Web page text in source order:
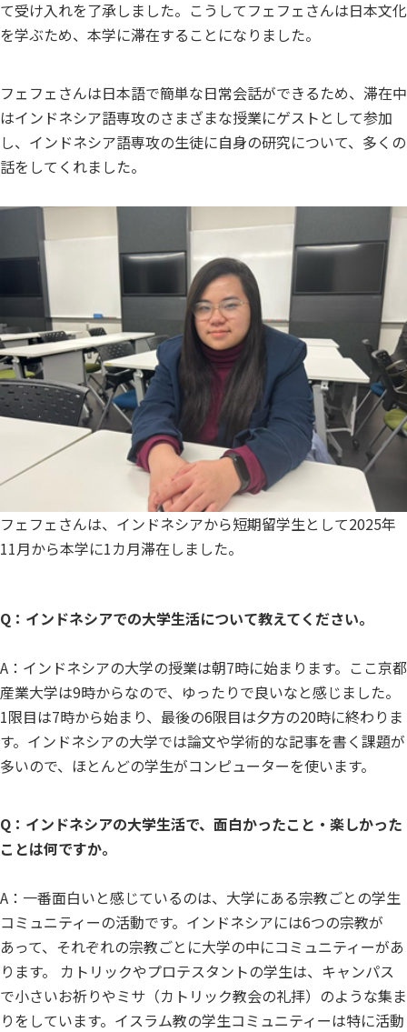
て受け入れを了承しました。こうしてフェフェさんは日本文化
を学ぶため、本学に滞在することになりました。
フェフェさんは日本語で簡単な日常会話ができるため、滞在中
はインドネシア語専攻のさまざまな授業にゲストとして参加
し、インドネシア語専攻の生徒に自身の研究について、多くの
話をしてくれました。
フェフェさんは、インドネシアから短期留学生として2025年
11月から本学に1カ月滞在しました。
Q：インドネシアでの大学生活について教えてください。
A：インドネシアの大学の授業は朝7時に始まります。ここ京都
産業大学は9時からなので、ゆったりで良いなと感じました。
1限目は7時から始まり、最後の6限目は夕方の20時に終わりま
す。インドネシアの大学では論文や学術的な記事を書く課題が
多いので、ほとんどの学生がコンピューターを使います。
Q：インドネシアの大学生活で、面白かったこと・楽しかった
ことは何ですか。
A：一番面白いと感じているのは、大学にある宗教ごとの学生
コミュニティーの活動です。インドネシアには6つの宗教が
あって、それぞれの宗教ごとに大学の中にコミュニティーがあ
ります。 カトリックやプロテスタントの学生は、キャンパス
で小さいお祈りやミサ（カトリック教会の礼拝）のような集ま
りをしています。イスラム教の学生コミュニティーは特に活動